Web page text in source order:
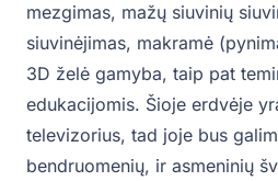
mezgimas, mažų siuvinių
siuvinėjimas, makramė
3D želė gamyba, taip pat
edukacijomis. Šioje erdvėje
televizorius, tad joje bus
bendruomenių, ir asmeninių